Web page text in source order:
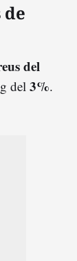
de
del
del 3%.